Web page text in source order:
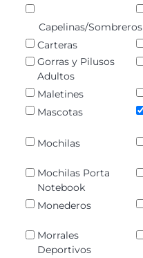
Capelinas/Sombreros
Carteras
Gorras y Pilusos
Adultos
Maletines
Mascotas
Mochilas
Mochilas Porta
Notebook
Monederos
Morrales
Deportivos